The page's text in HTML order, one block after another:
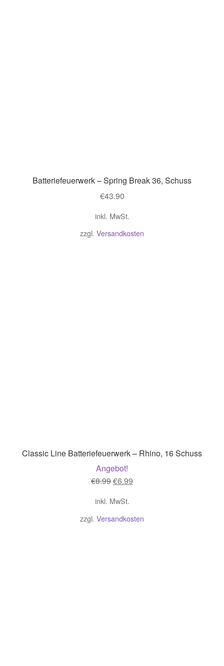
Batteriefeuerwerk – Spring Break 36, Schuss
€43.90
inkl. MwSt.
zzgl. Versandkosten
Classic Line Batteriefeuerwerk – Rhino, 16 Schuss
Angebot!
€8.99Ursprünglicher
war:
€8.99
€6.99
€6.99.
inkl. MwSt.
zzgl. Versandkosten